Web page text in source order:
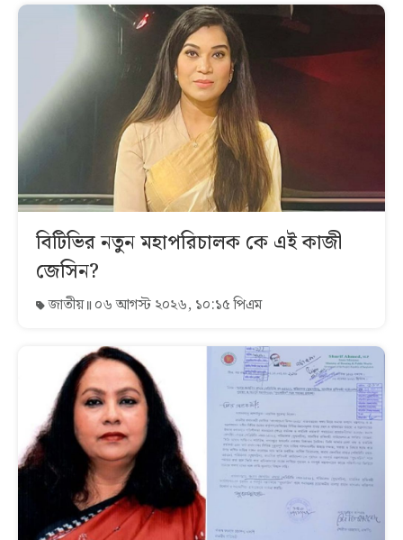
বিটিভির নতুন মহাপরিচালক কে এই কাজী
জেসিন?
জাতীয় ০৬ আগস্ট ২০২৬, ১০:১৫ পিএম